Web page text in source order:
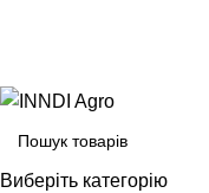
Виберіть категорію